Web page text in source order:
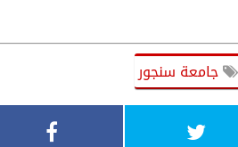
جامعة سنجور